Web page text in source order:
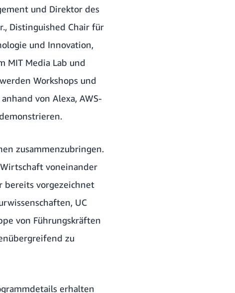
und Direktor des
Distinguished Chair für
und Innovation,
MIT Media Lab und
Workshops und
von Alexa, AWS-
zusammenzubringen.
Wirtschaft voneinander
bereits vorgezeichnet
UC
von Führungskräften
zu
erhalten